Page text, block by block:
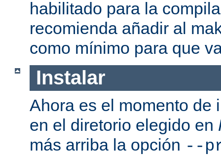
habilitado para la
recomienda añadir al
como mínimo para que
Instalar
Ahora es el momento de
en el diretorio elegido en
más arriba la opción --